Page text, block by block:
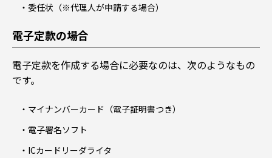
委任状（※代理人が申請する場合）
電子定款の場合
電子定款を作成する場合に必要なのは、次のようなもの
です。
マイナンバーカード（電子証明書つき）
電子署名ソフト
ICカードリーダライタ